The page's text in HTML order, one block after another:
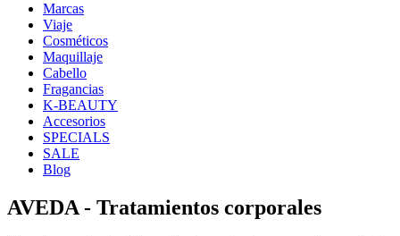
Marcas
Viaje
Cosméticos
Maquillaje
Cabello
Fragancias
K-BEAUTY
Accesorios
SPECIALS
SALE
Blog
AVEDA - Tratamientos corporales